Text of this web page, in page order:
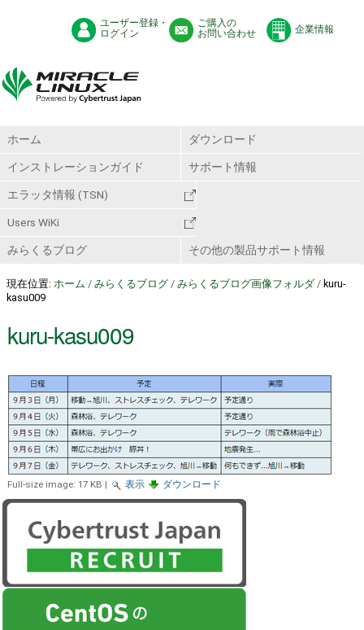
ユーザー登録・
ログイン
ご購入の
お問い合わせ
企業情報
ホーム ダウンロード
インストレーションガイド サポート情報
エラッタ情報 (TSN)
Users WiKi
みらくるブログ その他の製品サポート情報
現在位置: ホーム / みらくるブログ / みらくるブログ画像フォルダ / kuru-
kasu009
kuru-kasu009
Full-size image: 17 KB | 表示 ダウンロード